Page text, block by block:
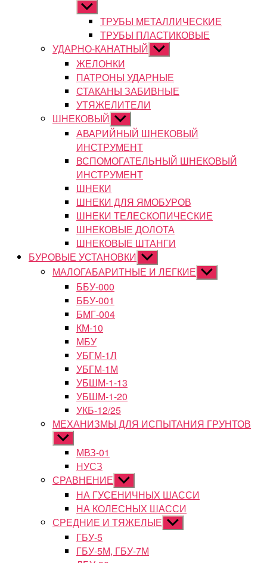
Показывать
подменюТРУБЫ МЕТАЛЛИЧЕСКИЕ
ТРУБЫ ПЛАСТИКОВЫЕ
УДАРНО-КАНАТНЫЙ Показывать
подменю
ЖЕЛОНКИ
ПАТРОНЫ УДАРНЫЕ
СТАКАНЫ ЗАБИВНЫЕ
УТЯЖЕЛИТЕЛИ
ШНЕКОВЫЙ Показывать
подменю
АВАРИЙНЫЙ ШНЕКОВЫЙ
ИНСТРУМЕНТ
ВСПОМОГАТЕЛЬНЫЙ ШНЕКОВЫЙ
ИНСТРУМЕНТ
ШНЕКИ
ШНЕКИ ДЛЯ ЯМОБУРОВ
ШНЕКИ ТЕЛЕСКОПИЧЕСКИЕ
ШНЕКОВЫЕ ДОЛОТА
ШНЕКОВЫЕ ШТАНГИ
БУРОВЫЕ УСТАНОВКИ Показывать
подменю
МАЛОГАБАРИТНЫЕ И ЛЕГКИЕ Показывать
подменю
ББУ-000
ББУ-001
БМГ-004
КМ-10
МБУ
УБГМ-1Л
УБГМ-1М
УБШМ-1-13
УБШМ-1-20
УКБ-12/25
МЕХАНИЗМЫ ДЛЯ ИСПЫТАНИЯ ГРУНТОВ
Показывать
подменюМВЗ-01
НУСЗ
СРАВНЕНИЕ Показывать
подменю
НА ГУСЕНИЧНЫХ ШАССИ
НА КОЛЕСНЫХ ШАССИ
СРЕДНИЕ И ТЯЖЕЛЫЕ Показывать
подменю
ГБУ-5
ГБУ-5М, ГБУ-7М